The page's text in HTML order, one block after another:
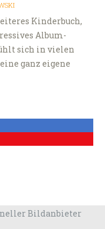
Kinderbuch,
Album-
sich in vielen
ganz eigene